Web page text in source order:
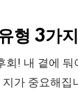
형 3가지
회! 내 곁에
가 중요해